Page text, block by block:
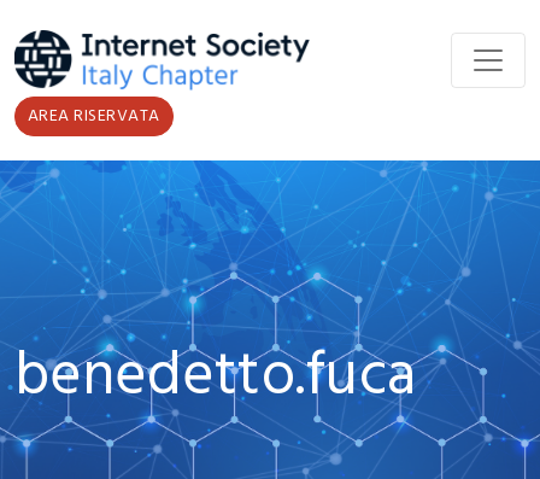
AREA RISERVATA
benedetto.fuca